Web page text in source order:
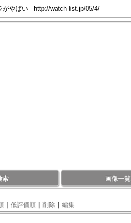
索 画像一覧
| 低評価順 | 削除 | 編集